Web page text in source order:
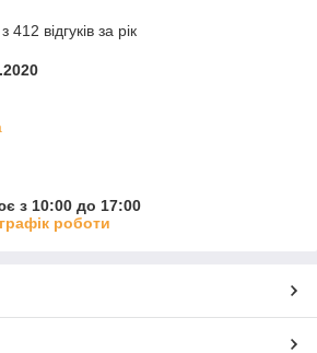
відгуків за рік
з 10:00 до 17:00
роботи